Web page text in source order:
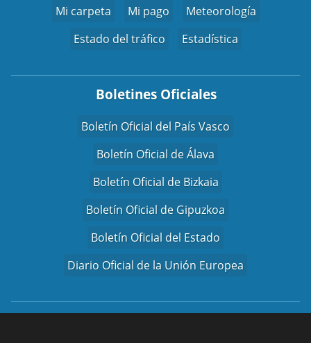
Mi carpeta
Mi pago
Meteorología
Estado del tráfico
Estadística
Boletines Oficiales
Boletín Oficial del País Vasco
Boletín Oficial de Álava
Boletín Oficial de Bizkaia
Boletín Oficial de Gipuzkoa
Boletín Oficial del Estado
Diario Oficial de la Unión Europea